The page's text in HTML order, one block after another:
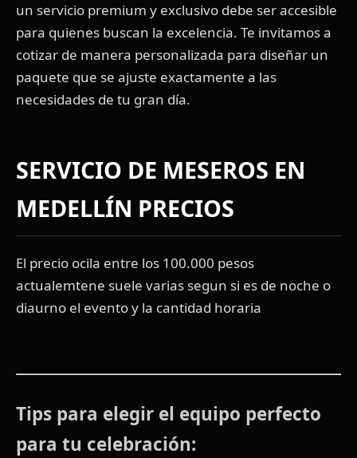
un servicio premium y exclusivo debe ser accesible
para quienes buscan la excelencia. Te invitamos a
cotizar de manera personalizada para diseñar un
paquete que se ajuste exactamente a las
necesidades de tu gran día.
SERVICIO DE MESEROS EN
MEDELLÍN PRECIOS
El precio ocila entre los 100.000 pesos
actualemtene suele varias segun si es de noche o
diaurno el evento y la cantidad horaria
Tips para elegir el equipo perfecto
para tu celebración: